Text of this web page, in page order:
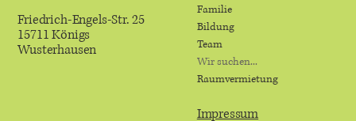
Friedrich-Engels-Str. 25
15711 Königs
Wusterhausen
Familie
Bildung
Team
Wir suchen...
Raumvermietung
Impressum